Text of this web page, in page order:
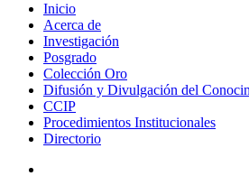
Inicio
Acerca de
Investigación
Posgrado
Colección Oro
Difusión y Divulgación del
CCIP
Procedimientos Institucionales
Directorio